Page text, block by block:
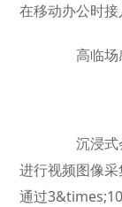
在移动办公时接
高临场
沉浸式
进行视频图像
通过